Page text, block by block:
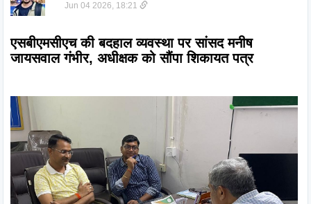
Jun 04 2026, 18:21
एसबीएमसीएच की बदहाल व्यवस्था पर सांसद मनीष
जायसवाल गंभीर, अधीक्षक को सौंपा शिकायत पत्र